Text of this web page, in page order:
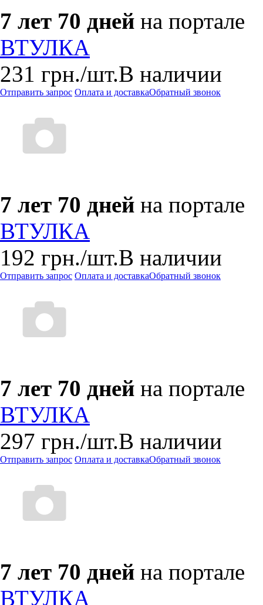
7 лет 70 дней на портале
ВТУЛКА
231 грн./шт.В наличии
Отправить запрос Оплата и доставкаОбратный звонок
7 лет 70 дней на портале
ВТУЛКА
192 грн./шт.В наличии
Отправить запрос Оплата и доставкаОбратный звонок
7 лет 70 дней на портале
ВТУЛКА
297 грн./шт.В наличии
Отправить запрос Оплата и доставкаОбратный звонок
7 лет 70 дней на портале
ВТУЛКА